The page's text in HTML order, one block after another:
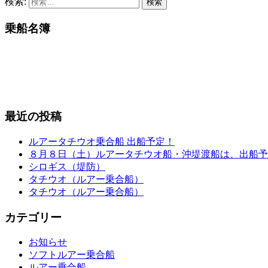
乗船名簿
最近の投稿
ルアータチウオ乗合船 出船予定！
８月８日（土）ルアータチウオ船・沖堤渡船は、出船
シロギス（堤防）
タチウオ（ルアー乗合船）
タチウオ（ルアー乗合船）
カテゴリー
お知らせ
ソフトルアー乗合船